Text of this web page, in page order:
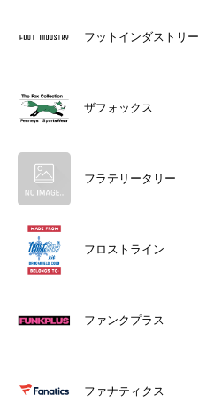
フットインダストリー
ザフォックス
フラテリータリー
フロストライン
ファンクプラス
ファナティクス